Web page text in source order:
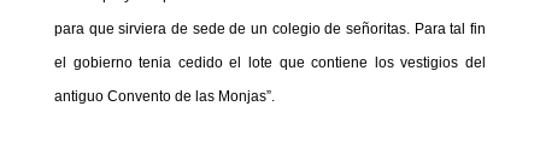
para que sirviera de sede de un colegio de señoritas. Para tal fin
el gobierno tenia cedido el lote que contiene los vestigios del
antiguo Convento de las Monjas”.